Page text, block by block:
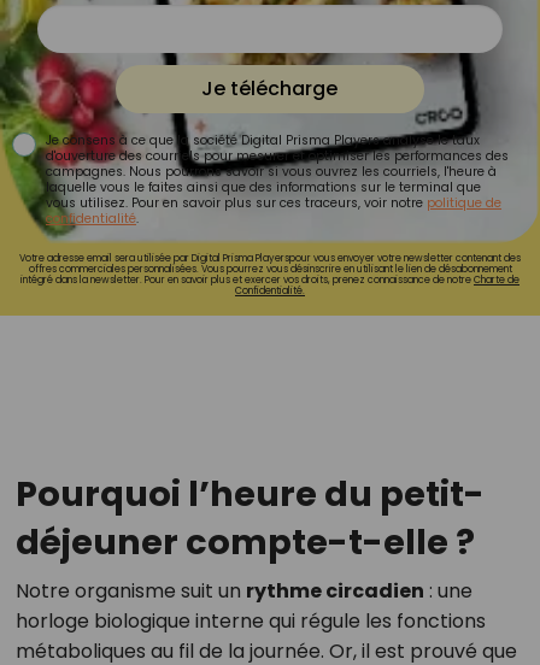
Je télécharge
Je consens à ce que la société Digital Prisma Players analyse le taux
d'ouverture des courriels pour mesurer et optimiser les performances des
campagnes. Nous pourrons savoir si vous ouvrez les courriels, l'heure à
laquelle vous le faites ainsi que des informations sur le terminal que
vous utilisez. Pour en savoir plus sur ces traceurs, voir notre politique de
confidentialité.
Votre adresse email sera utilisée par Digital Prisma Playerspour vous envoyer votre newsletter contenant des
offres commerciales personnalisées. Vous pourrez vous désinscrire en utilisant le lien de désabonnement
intégré dans la newsletter. Pour en savoir plus et exercer vos droits, prenez connaissance de notreCharte de
Confidentialité.
Pourquoi l’heure du petit-
déjeuner compte-t-elle ?
Notre organisme suit un rythme circadien : une
horloge biologique interne qui régule les fonctions
métaboliques au fil de la journée. Or, il est prouvé que